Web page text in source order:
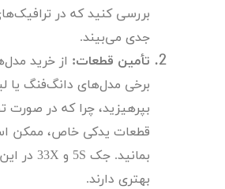
بررسی کنید که در
جدی می‌بیند.
تأمین قطعات: از خرید
برخی مدل‌های دانگ‌فنگ یا
بپرهیزید، چرا که در صورت
قطعات یدکی خاص، ممکن
بمانید. جک S
5 و X
33 در
بهتری دارند.